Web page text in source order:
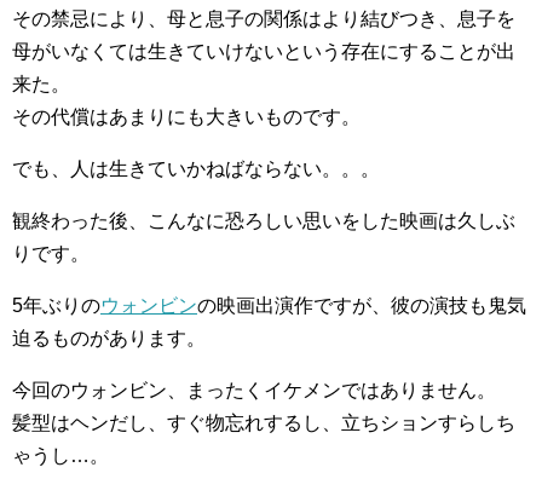
その禁忌により、母と息子の関係はより結びつき、息子を
母がいなくては生きていけないという存在にすることが出
来た。
その代償はあまりにも大きいものです。
でも、人は生きていかねばならない。。。
観終わった後、こんなに恐ろしい思いをした映画は久しぶ
りです。
5年ぶりのウォンビンの映画出演作ですが、彼の演技も鬼気
迫るものがあります。
今回のウォンビン、まったくイケメンではありません。
髪型はヘンだし、すぐ物忘れするし、立ちションすらしち
ゃうし…。